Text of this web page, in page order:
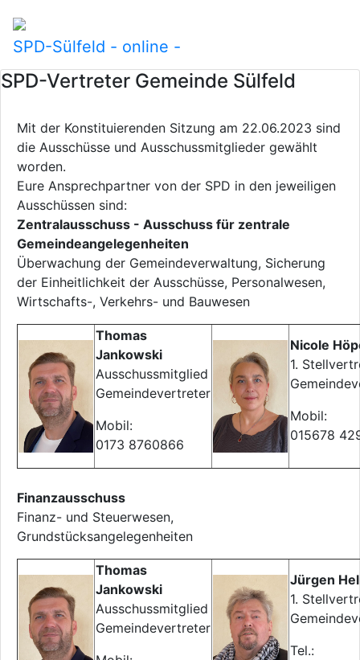
SPD-Sülfeld - online -
SPD-Vertreter Gemeinde Sülfeld
Mit der Konstituierenden Sitzung am 22.06.2023 sind
die Ausschüsse und Ausschussmitglieder gewählt
worden.
Eure Ansprechpartner von der SPD in den jeweiligen
Ausschüssen sind:
Zentralausschuss - Ausschuss für zentrale
Gemeindeangelegenheiten
Überwachung der Gemeindeverwaltung, Sicherung
der Einheitlichkeit der Ausschüsse, Personalwesen,
Wirtschafts-, Verkehrs- und Bauwesen
Thomas
Jankowski
Ausschussmitglied
Gemeindevertreter
Mobil:
0173 8760866
Nicole
1.
Mobil:
015678
Finanzausschuss
Finanz- und Steuerwesen,
Grundstücksangelegenheiten
Thomas
Jankowski
Ausschussmitglied
Gemeindevertreter
Jürgen
1.
Tel.: